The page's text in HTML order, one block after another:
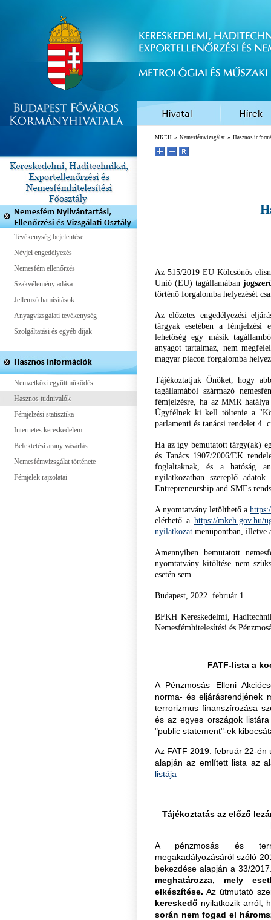
Tevékenység bejelentése
Névjel engedélyezés
Nemesfém ellenőrzés
Szakvélemény adása
Jellemző hamisítások
Anyagvizsgálati tevékenység
Szolgáltatási és egyéb díjak
Nemzetközi együttműködés
Hasznos tudnivalók
Fémjelzési statisztika
Internetes kereskedelem
Befektetési arany vásárlás
Nemesfémvizsgálat története
Fémjelek rajzolatai
MKEH » Nemesfémvizsgálat » Hasznos
Az 515/2019 EU Kölcsönös
Unió (EU) tagállamában
történő forgalomba helyezését
Az előzetes engedélyezési
tárgyak esetében a fémjelzési
lehetőség egy másik
anyagot tartalmaz, nem
magyar piacon forgalomba
Tájékoztatjuk Önöket, hogy
tagállamából származó
fémjelzésre, ha az MMR
Ügyfélnek ki kell töltenie a
parlamenti és tanácsi rendelet 4.
Ha az így bemutatott tárgy(ak)
és Tanács 1907/2006/EK
foglaltaknak, és a hatóság
nyilatkozatban szereplő
Entrepreneurship and SMEs
A nyomtatvány letölthető a
elérhető a https://mkeh.gov.hu/
nyilatkozat menüpontban, illetve
Amennyiben bemutatott
nyomtatvány kitöltése nem
esetén sem.
Budapest, 2022. február 1.
BFKH Kereskedelmi,
Nemesfémhitelesítési és
FATF-lista a
A Pénzmosás Elleni
norma- és eljárásrendjének
terrorizmus finanszírozása
és az egyes országok
"public statement"-ek
Az FATF 2019. február 22-
alapján az említett lista az
listája
Tájékoztatás az előző
A pénzmosás és
megakadályozásáról szóló
bekezdése alapján a 33/
meghatározza, mely
elkészítése. Az útmutató
kereskedő nyilatkozik arról,
során nem fogad el